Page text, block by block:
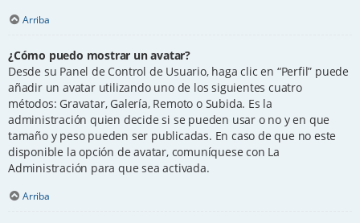
Arriba
¿Cómo puedo mostrar un avatar?
Desde su Panel de Control de Usuario, haga clic en “Perfil” puede
añadir un avatar utilizando uno de los siguientes cuatro
métodos: Gravatar, Galería, Remoto o Subida. Es la
administración quien decide si se pueden usar o no y en que
tamaño y peso pueden ser publicadas. En caso de que no este
disponible la opción de avatar, comuníquese con La
Administración para que sea activada.
Arriba